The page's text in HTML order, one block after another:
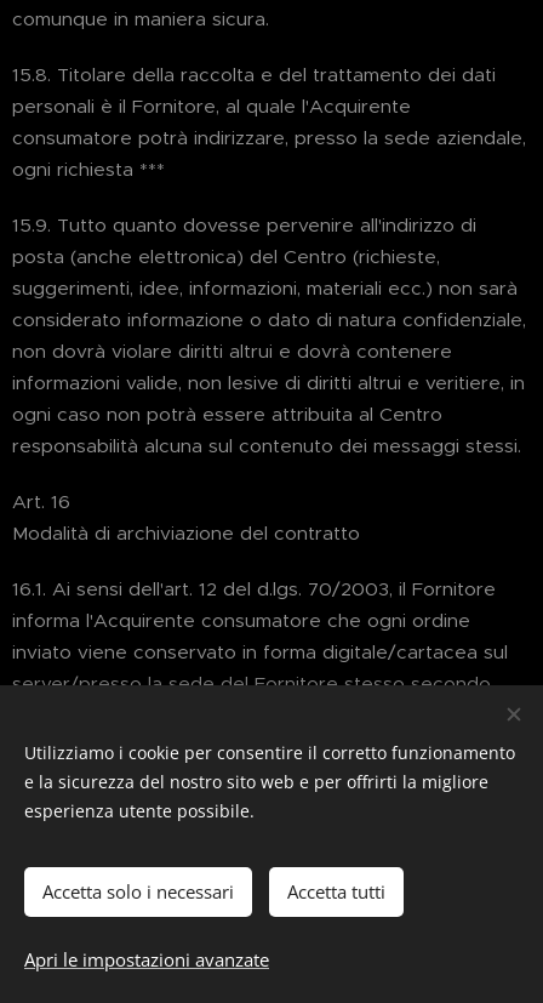
comunque in maniera sicura.
15.8. Titolare della raccolta e del trattamento dei dati
personali è il Fornitore, al quale l'Acquirente
consumatore potrà indirizzare, presso la sede aziendale,
ogni richiesta ***
15.9. Tutto quanto dovesse pervenire all'indirizzo di
posta (anche elettronica) del Centro (richieste,
suggerimenti, idee, informazioni, materiali ecc.) non sarà
considerato informazione o dato di natura confidenziale,
non dovrà violare diritti altrui e dovrà contenere
informazioni valide, non lesive di diritti altrui e veritiere, in
ogni caso non potrà essere attribuita al Centro
responsabilità alcuna sul contenuto dei messaggi stessi.
Art. 16
Modalità di archiviazione del contratto
16.1. Ai sensi dell'art. 12 del d.lgs. 70/2003, il Fornitore
informa l'Acquirente consumatore che ogni ordine
inviato viene conservato in forma digitale/cartacea sul
server/presso la sede del Fornitore stesso secondo
Art. 17
Comunicazioni e reclami
eventuali reclami saranno ritenuti validi unicamente ove
inviati al seguente indirizzo: Bibo Milano di Paola
Mercedes Borghi con sede in Arno,30, 54100 Massa,
Utilizziamo i cookie per consentire il corretto funzionamento
e la sicurezza del nostro sito web e per offrirti la migliore
esperienza utente possibile.
Accetta solo i necessari Accetta tutti
Apri le impostazioni avanzate